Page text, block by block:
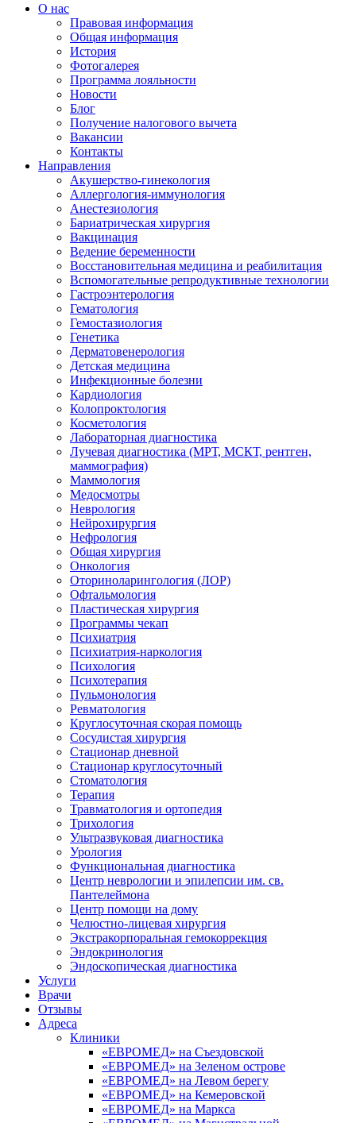
О нас
Правовая информация
Общая информация
История
Фотогалерея
Программа лояльности
Новости
Блог
Получение налогового вычета
Вакансии
Контакты
Направления
Акушерство-гинекология
Аллергология-иммунология
Анестезиология
Бариатрическая хирургия
Вакцинация
Ведение беременности
Восстановительная медицина и реабилитация
Вспомогательные репродуктивные технологии
Гастроэнтерология
Гематология
Гемостазиология
Генетика
Дерматовенерология
Детская медицина
Инфекционные болезни
Кардиология
Колопроктология
Косметология
Лабораторная диагностика
Лучевая диагностика (МРТ, МСКТ, рентген,
маммография)
Маммология
Медосмотры
Неврология
Нейрохирургия
Нефрология
Общая хирургия
Онкология
Оториноларингология (ЛОР)
Офтальмология
Пластическая хирургия
Программы чекап
Психиатрия
Психиатрия-наркология
Психология
Психотерапия
Пульмонология
Ревматология
Круглосуточная скорая помощь
Сосудистая хирургия
Стационар дневной
Стационар круглосуточный
Стоматология
Терапия
Травматология и ортопедия
Трихология
Ультразвуковая диагностика
Урология
Функциональная диагностика
Центр неврологии и эпилепсии им. св.
Пантелеймона
Центр помощи на дому
Челюстно-лицевая хирургия
Экстракорпоральная гемокоррекция
Эндокринология
Эндоскопическая диагностика
Услуги
Врачи
Отзывы
Адреса
Клиники
«ЕВРОМЕД» на Съездовской
«ЕВРОМЕД» на Зеленом острове
«ЕВРОМЕД» на Левом берегу
«ЕВРОМЕД» на Кемеровской
«ЕВРОМЕД» на Маркса